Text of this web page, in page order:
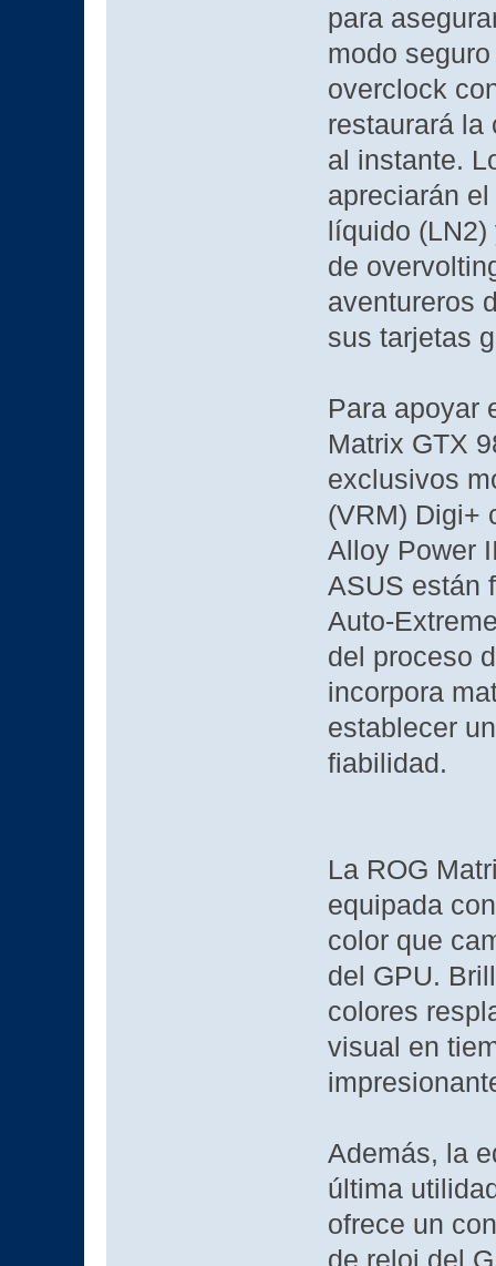
para
modo
overclock
restaurará la
al instante.
apreciarán
líquido
de
aventureros
sus tarjetas
Para apoyar
Matrix GTX
exclusivos
(VRM) Digi+
Alloy Power
ASUS están
Auto-
del proceso
incorpora
establecer
fiabilidad.
La ROG
equipada
color que
del GPU.
colores
visual en
Además, la
última
ofrece un
de reloj del